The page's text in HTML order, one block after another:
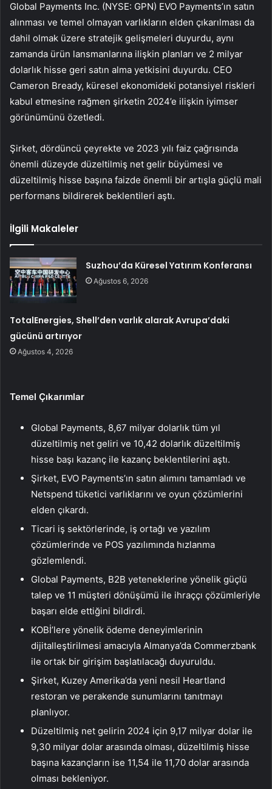
Global Payments Inc. (NYSE: GPN) EVO Payments’ın satın
alınması ve temel olmayan varlıkların elden çıkarılması da
dahil olmak üzere stratejik gelişmeleri duyurdu, aynı
zamanda ürün lansmanlarına ilişkin planları ve 2 milyar
dolarlık hisse geri satın alma yetkisini duyurdu. CEO
Cameron Bready, küresel ekonomideki potansiyel riskleri
kabul etmesine rağmen şirketin 2024’e ilişkin iyimser
görünümünü özetledi.
Şirket, dördüncü çeyrekte ve 2023 yılı faiz çağrısında
önemli düzeyde düzeltilmiş net gelir büyümesi ve
düzeltilmiş hisse başına faizde önemli bir artışla güçlü mali
performans bildirerek beklentileri aştı.
İlgili Makaleler
Suzhou’da Küresel Yatırım Konferansı
Ağustos 6, 2026
TotalEnergies, Shell’den varlık alarak Avrupa’daki
gücünü artırıyor
Ağustos 4, 2026
Temel Çıkarımlar
Global Payments, 8,67 milyar dolarlık tüm yıl
düzeltilmiş net geliri ve 10,42 dolarlık düzeltilmiş
hisse başı kazanç ile kazanç beklentilerini aştı.
Şirket, EVO Payments’ın satın alımını tamamladı ve
Netspend tüketici varlıklarını ve oyun çözümlerini
elden çıkardı.
Ticari iş sektörlerinde, iş ortağı ve yazılım
çözümlerinde ve POS yazılımında hızlanma
gözlemlendi.
Global Payments, B2B yeteneklerine yönelik güçlü
talep ve 11 müşteri dönüşümü ile ihraççı çözümleriyle
başarı elde ettiğini bildirdi.
KOBİ’lere yönelik ödeme deneyimlerinin
dijitalleştirilmesi amacıyla Almanya’da Commerzbank
ile ortak bir girişim başlatılacağı duyuruldu.
Şirket, Kuzey Amerika’da yeni nesil Heartland
restoran ve perakende sunumlarını tanıtmayı
planlıyor.
Düzeltilmiş net gelirin 2024 için 9,17 milyar dolar ile
9,30 milyar dolar arasında olması, düzeltilmiş hisse
başına kazançların ise 11,54 ile 11,70 dolar arasında
olması bekleniyor.